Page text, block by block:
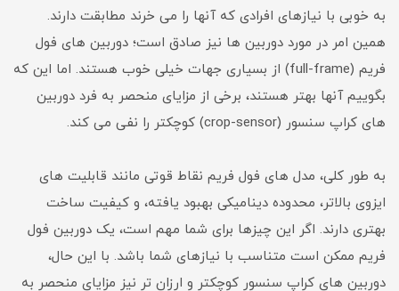
به خوبی با نیازهای افرادی که آنها را می خرند مطابقت دارند.
همین امر در مورد دوربین ها نیز صادق است؛ دوربین های فول
فریم (full-frame) از بسیاری جهات خیلی خوب هستند. اما این که
بگوییم آنها بهتر هستند، برخی از مزایای منحصر به فرد دوربین
های کراپ سنسور (crop-sensor) کوچکتر را نفی می کند.
به طور کلی، مدل های فول فریم نقاط قوتی مانند قابلیت های
ایزوی بالاتر، محدوده دینامیکی بهبود یافته، و کیفیت ساخت
بهتری دارند. اگر این چیزها برای شما مهم است، یک دوربین فول
فریم ممکن است متناسب با نیازهای شما باشد. با این حال،
دوربین های کراپ سنسور کوچکتر و ارزان تر نیز مزایای منحصر به